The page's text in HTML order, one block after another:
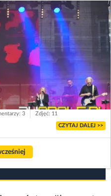
3 Zdjęć: 11
CZYTAJ DALEJ >>